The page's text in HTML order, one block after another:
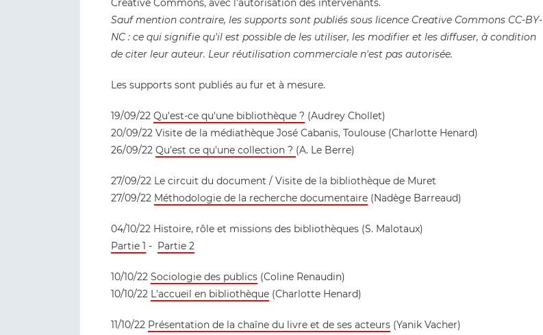
Creative Commons, avec l'autorisation des intervenants.
Sauf mention contraire, les supports sont publiés sous licence Creative Commons CC-BY-
NC : ce qui signifie qu'il est possible de les utiliser, les modifier et les diffuser, à condition
de citer leur auteur. Leur réutilisation commerciale n'est pas autorisée.
Les supports sont publiés au fur et à mesure.
19/09/22 Qu'est-ce qu'une bibliothèque ? (Audrey Chollet)
20/09/22 Visite de la médiathèque José Cabanis, Toulouse (Charlotte Henard)
26/09/22 Qu'est ce qu'une collection ? (A. Le Berre)
27/09/22 Le circuit du document / Visite de la bibliothèque de Muret
27/09/22 Méthodologie de la recherche documentaire (Nadège Barreaud)
04/10/22 Histoire, rôle et missions des bibliothèques (S. Malotaux)
Partie 1 - Partie 2
10/10/22 Sociologie des publics (Coline Renaudin)
10/10/22 L'accueil en bibliothèque (Charlotte Henard)
11/10/22 Présentation de la chaîne du livre et de ses acteurs (Yanik Vacher)